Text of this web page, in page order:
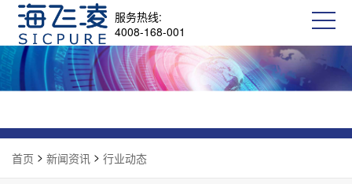
服务热线:
4008-168-001
首页 > 新闻资讯 > 行业动态